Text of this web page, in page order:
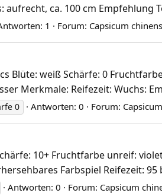
aufrecht, ca. 100 cm Empfehlung
1 Forum: Capsicum
Blüte: weiß Schärfe: 0
Merkmale: Reifezeit: Wuchs:
0 Antworten: 0 Forum:
10+ Fruchtfarbe unreif:
Farbspiel Reifezeit: 95
Antworten: 0 Forum: Capsicum